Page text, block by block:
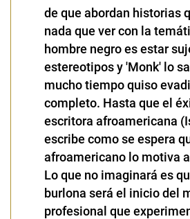
de que abordan historias
nada que ver con la
hombre negro es estar
estereotipos y 'Monk' lo
mucho tiempo quiso
completo. Hasta que el
escritora afroamericana
escribe como se espera
afroamericano lo motiva
Lo que no imaginará es
burlona será el inicio del
profesional que